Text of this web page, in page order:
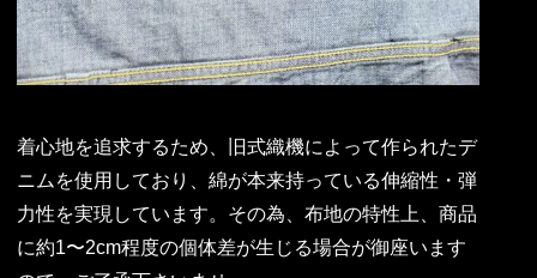
着心地を追求するため、旧式織機によって作られたデ
ニムを使用しており、綿が本来持っている伸縮性・弾
力性を実現しています。その為、布地の特性上、商品
に約1〜2cm程度の個体差が生じる場合が御座います